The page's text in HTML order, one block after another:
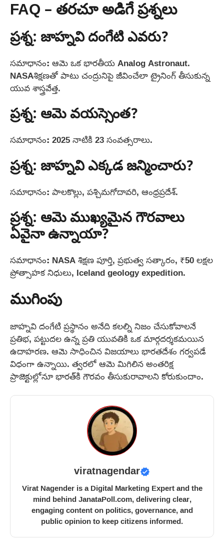
FAQ – తరచూ అడిగే ప్రశ్నలు
ప్రశ్న: జాహ్నవి దంగేటి ఎవరు?
సమాధానం:ఆమె ఒక భారతీయ Analog Astronaut.
NASAశిక్షణతో పాటు చంద్రునిపై జీవించేలా ట్రైనింగ్ తీసుకున్న
యువ శాస్త్రవేత్త.
ప్రశ్న: ఆమె వయస్సెంత?
సమాధానం:2025 నాటికి 23 సంవత్సరాలు.
ప్రశ్న: జాహ్నవి ఎక్కడ జన్మించారు?
సమాధానం:పాలకొల్లు, పశ్చిమగోదావరి, ఆంధ్రప్రదేశ్.
ప్రశ్న: ఆమె ముఖ్యమైన గౌరవాలు
ఏవైనా ఉన్నాయా?
సమాధానం: NASA శిక్షణ పూర్తి, ప్రభుత్వ సత్కారం, ₹50 లక్షల
ప్రోత్సాహక నిధులు, Iceland geology expedition.
ముగింపు
జాహ్నవి దంగేటి ప్రస్థానం అనేది కలల్ని నిజం చేసుకోవాలనే
ప్రతిభ, పట్టుదల ఉన్న ప్రతి యువతికి ఒక మార్గదర్శకమయిన
ఉదాహరణ. ఆమె సాధించిన విజయాలు భారతదేశం గర్వపడే
విధంగా ఉన్నాయి. త్వరలో ఆమె మిగిలిన అంతరిక్ష
ప్రాజెక్టుల్లోనూ భారత్‌కి గౌరవం తీసుకురావాలని కోరుకుందాం.
viratnagendar
Virat Nagender is a Digital Marketing Expert and the
mind behind JanataPoll.com, delivering clear,
engaging content on politics, governance, and
public opinion to keep citizens informed.